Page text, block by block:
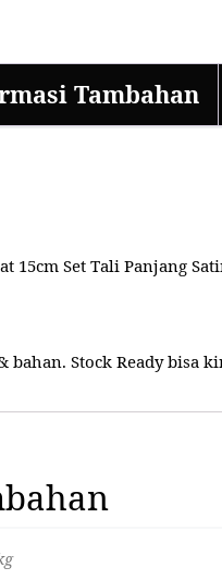
Tambahan
15cm Set Tali Panjang
bahan. Stock Ready bisa